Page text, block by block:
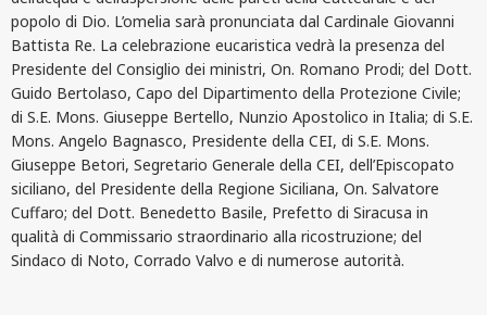
popolo di Dio. L’omelia sarà pronunciata dal Cardinale Giovanni
Battista Re. La celebrazione eucaristica vedrà la presenza del
Presidente del Consiglio dei ministri, On. Romano Prodi; del Dott.
Guido Bertolaso, Capo del Dipartimento della Protezione Civile;
di S.E. Mons. Giuseppe Bertello, Nunzio Apostolico in Italia; di S.E.
Mons. Angelo Bagnasco, Presidente della CEI, di S.E. Mons.
Giuseppe Betori, Segretario Generale della CEI, dell’Episcopato
siciliano, del Presidente della Regione Siciliana, On. Salvatore
Cuffaro; del Dott. Benedetto Basile, Prefetto di Siracusa in
qualità di Commissario straordinario alla ricostruzione; del
Sindaco di Noto, Corrado Valvo e di numerose autorità.